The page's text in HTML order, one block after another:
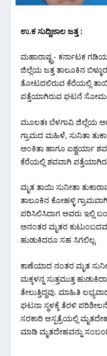
ಉ.ಕ ಸುದ್ದಿಜಾಲ ಜತ್ತ :
ಮಹಾರಾಷ್ಟ್ರ- ಕರ್ನಾಟಕ
ಜಿಲ್ಲೆಯ ಜತ್ತ ತಾಲೂಕಿನ
ತೋಟದಲಿರುವ ಕೆರೆಯಲ್ಲಿ
ಪತ್ತೆಯಾಗಿರುವ ಘಟನೆ
ಮೂಲತಃ ಬೆಳಗಾವಿ ಜಿಲ್ಲೆಯ
ಗ್ರಾಮದ ಮಹಿಳೆ, ಸುನಿತಾ
ಅಂಕಿತಾ ಹಾಗೂ ಐಶ್ವರ್ಯಾ
ಕೆರೆಯಲ್ಲಿ ಶವವಾಗಿ
ಮೃತ ತಾಯಿ ಸುನೀತಾ
ತಾಲೂಕಿನ ಕೋಹಳ್ಳಿ
ಪರಿಸಿಲಿಸಿದಾಗ ಅವರು ಇಲ್ಲಿ
ಅನಂತರ ಮೃತರ
ಹುಡುಕಿದರೂ ಸಹ ಸಿಗಲಿಲ್ಲ.
ಕಾಣೆಯಾದ ನಂತರ ಮೃತ
ಮಕ್ಕಳನ್ನ ಸುತ್ತಮುತ್ತ
ತೇಲುತ್ತಿದ್ದವು. ಮಾಹಿತಿ
ಘಟನಾ ಸ್ಥಳಕ್ಕೆ ತೆರಳಿ
ಸರಕಾರಿ ಆಸ್ಪತ್ರೆಯಲ್ಲಿ
ಮಾಡಿ ಮೃತದೇಹವನ್ನು